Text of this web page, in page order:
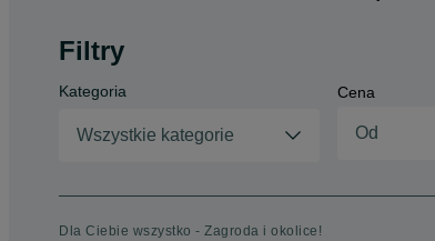
Filtry
Kategoria
Wszystkie kategorie
Cena
Dla Ciebie wszystko - Zagroda i okolice!